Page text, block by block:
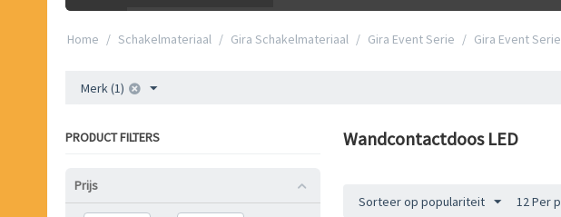
Home / Schakelmateriaal / Gira Schakelmateriaal / Gira Event Serie / Gira Event Serie
Merk (1)
PRODUCT FILTERS
Prijs
Wandcontactdoos LED
Sorteer op populariteit 12 Per